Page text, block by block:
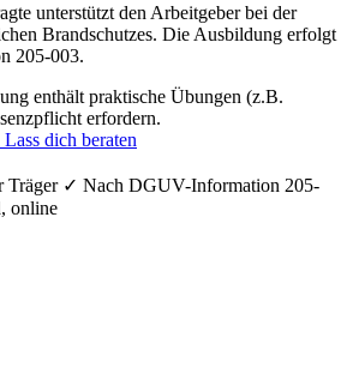
unterstützt den Arbeitgeber bei der
Brandschutzes. Die Ausbildung erfolgt
205-003.
enthält praktische Übungen (z.B.
erfordern.
Lass dich beraten
Träger ✓ Nach DGUV-Information 205-
online